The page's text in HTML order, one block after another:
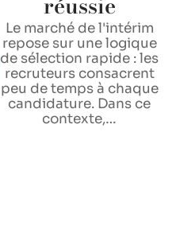
Le marché de l'intérim
repose sur une logique
de sélection rapide : les
recruteurs consacrent
peu de temps à chaque
candidature. Dans ce
contexte,…